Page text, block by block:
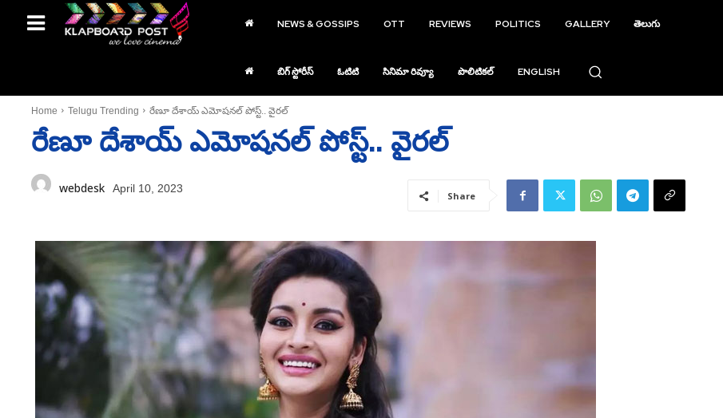
NEWS & GOSSIPS OTT REVIEWS POLITICS GALLERY తెలుగు
బిగ్ స్టోరీస్ ఓటిటి సినిమా రివ్యూ పొలిటికల్ ENGLISH
Home Telugu Trending రేణూ దేశాయ్‌ ఎమోషనల్‌ పోస్ట్‌.. వైరల్‌
రేణూ దేశాయ్‌ ఎమోషనల్‌ పోస్ట్‌.. వైరల్‌
webdesk April 10, 2023
Share